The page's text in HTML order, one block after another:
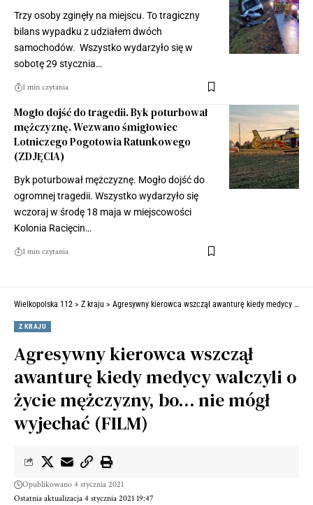
Trzy osoby zginęły na miejscu. To tragiczny
bilans wypadku z udziałem dwóch
samochodów. Wszystko wydarzyło się w
sobotę 29 stycznia…
1 min czytania
Mogło dojść do tragedii. Byk poturbował
mężczyznę. Wezwano śmigłowiec
Lotniczego Pogotowia Ratunkowego
(ZDJĘCIA)
Byk poturbował mężczyznę. Mogło dojść do
ogromnej tragedii. Wszystko wydarzyło się
wczoraj w środę 18 maja w miejscowości
Kolonia Racięcin…
1 min czytania
Wielkopolska 112 > Z kraju > Agresywny kierowca wszczął awanturę kiedy medycy walczyli o życie mężczyzny, bo… nie mógł wyjechać (FILM)
Z KRAJU
Agresywny kierowca wszczął
awanturę kiedy medycy walczyli o
życie mężczyzny, bo… nie mógł
wyjechać (FILM)
Ostatnia aktualizacja 4 stycznia 2021 19:47
Opublikowano 4 stycznia 2021